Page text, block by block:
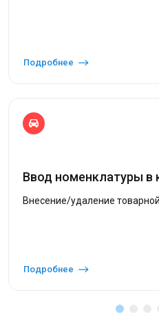
Подробнее
Ввод номенклатуры в
Внесение/удаление
Подробнее